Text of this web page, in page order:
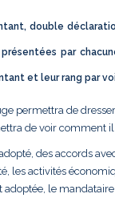
double
par
et leur rang par
permettra de
de voir comment
des accords
les activités
adoptée, le